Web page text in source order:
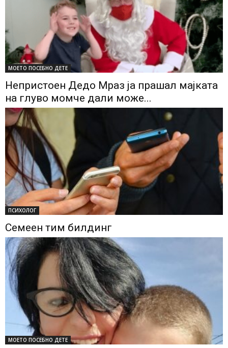
МОЕТО ПОСЕБНО ДЕТЕ
Непристоен Дедо Мраз ја прашал мајката
на глуво момче дали може...
ПСИХОЛОГ
Семеен тим билдинг
МОЕТО ПОСЕБНО ДЕТЕ